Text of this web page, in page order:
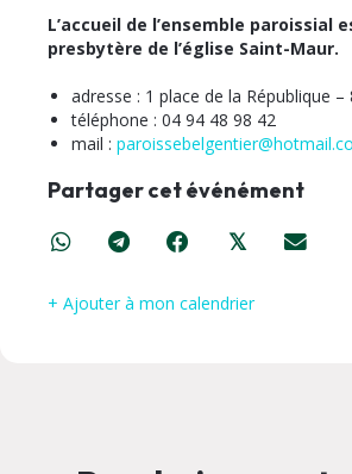
L’accueil de l’ensemble paroissial
presbytère de l’église Saint-Maur.
adresse : 1 place de la République
téléphone : 04 94 48 98 42
mail :
Partager cet événément
𝕏
+ Ajouter à mon calendrier